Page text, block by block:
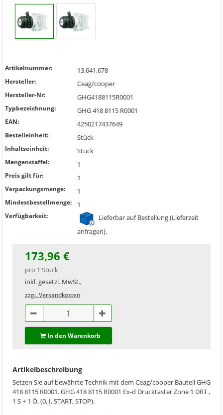
Artikelnummer: 13.641.678
Hersteller: Ceag/cooper
Hersteller-Nr: GHG4188115R0001
Typbezeichnung: GHG 418 8115 R0001
EAN: 4250217437649
Bestelleinheit: Stück
Inhaltseinheit: Stück
Mengenstaffel: 1
Preis gilt für: 1
Verpackungsmenge: 1
Mindestbestellmenge: 1
Verfügbarkeit:
Lieferbar auf Bestellung (Lieferzeit
anfragen).
173,96 €
pro 1 Stück
inkl. gesetzl. MwSt.,
zzgl. Versandkosten
In den Warenkorb
Artikelbeschreibung
Setzen Sie auf bewährte Technik mit dem Ceag/cooper Bauteil GHG
418 8115 R0001. GHG 418 8115 R0001 Ex-d Drucktaster Zone 1 DRT ,
1 S + 1 Ö, (0, I, START, STOP).